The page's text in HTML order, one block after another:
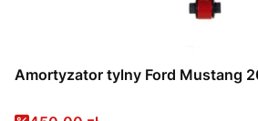
Amortyzator tylny Ford Mustang